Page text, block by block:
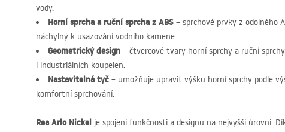
vody.
Horní sprcha a ruční sprcha z ABS – sprchové prvky z odolného
náchylný k usazování vodního kamene.
Geometrický design – čtvercové tvary horní sprchy a ruční
i industriálních koupelen.
Nastavitelná tyč – umožňuje upravit výšku horní sprchy podle
komfortní sprchování.
Rea Arlo Nickel je spojení funkčnosti a designu na nejvyšší úrovni.